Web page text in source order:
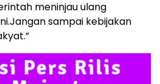
meninjau ulang
sampai kebijakan